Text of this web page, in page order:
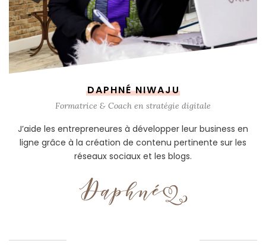
DAPHNÉ NIWAJU
Formatrice & Coach en stratégie digitale
J’aide les entrepreneures à développer leur business en
ligne grâce à la création de contenu pertinente sur les
réseaux sociaux et les blogs.